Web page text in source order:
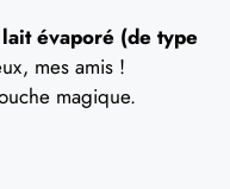
évaporé (de type
mes amis !
magique.